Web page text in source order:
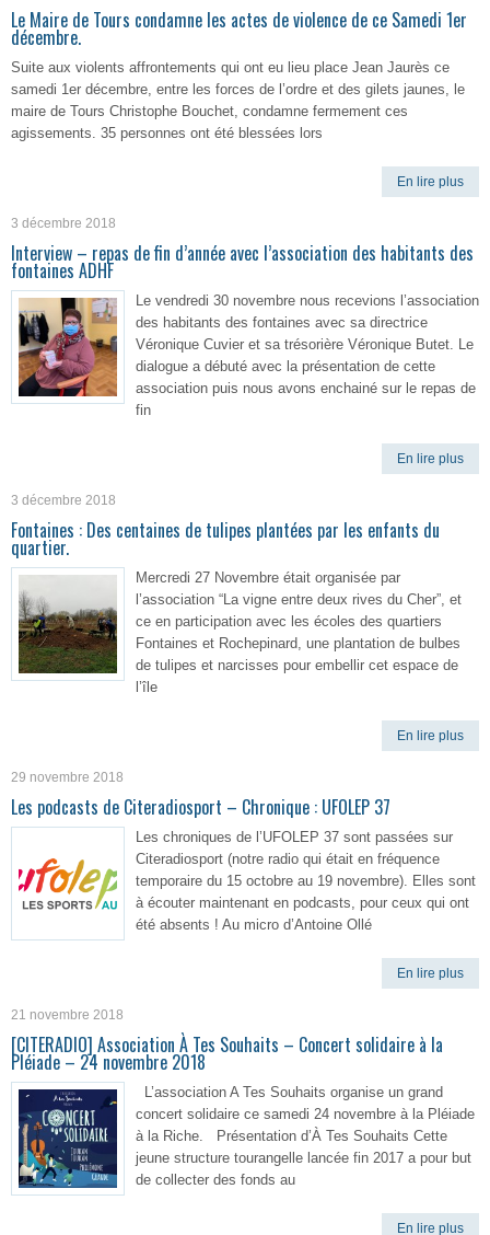
Le Maire de Tours condamne les actes de violence de ce Samedi 1er
décembre.
Suite aux violents affrontements qui ont eu lieu place Jean Jaurès ce
samedi 1er décembre, entre les forces de l’ordre et des gilets jaunes, le
maire de Tours Christophe Bouchet, condamne fermement ces
agissements. 35 personnes ont été blessées lors
En lire plus
3 décembre 2018
Interview – repas de fin d’année avec l’association des habitants des
fontaines ADHF
Le vendredi 30 novembre nous recevions l’association
des habitants des fontaines avec sa directrice
Véronique Cuvier et sa trésorière Véronique Butet. Le
dialogue a débuté avec la présentation de cette
association puis nous avons enchainé sur le repas de
fin
En lire plus
3 décembre 2018
Fontaines : Des centaines de tulipes plantées par les enfants du
quartier.
Mercredi 27 Novembre était organisée par
l’association “La vigne entre deux rives du Cher”, et
ce en participation avec les écoles des quartiers
Fontaines et Rochepinard, une plantation de bulbes
de tulipes et narcisses pour embellir cet espace de
l’île
En lire plus
29 novembre 2018
Les podcasts de Citeradiosport – Chronique : UFOLEP 37
Les chroniques de l’UFOLEP 37 sont passées sur
Citeradiosport (notre radio qui était en fréquence
temporaire du 15 octobre au 19 novembre). Elles sont
à écouter maintenant en podcasts, pour ceux qui ont
été absents ! Au micro d’Antoine Ollé
En lire plus
21 novembre 2018
[CITERADIO] Association À Tes Souhaits – Concert solidaire à la
Pléiade – 24 novembre 2018
L’association A Tes Souhaits organise un grand
concert solidaire ce samedi 24 novembre à la Pléiade
à la Riche. Présentation d’À Tes Souhaits Cette
jeune structure tourangelle lancée fin 2017 a pour but
de collecter des fonds au
En lire plus